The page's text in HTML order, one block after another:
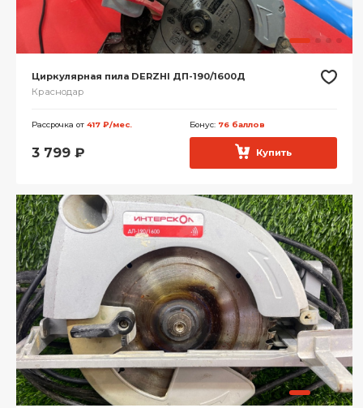
Циркулярная пила DERZHI ДП-190/1600Д
Краснодар
Рассрочка от 417 ₽/мес. Бонус: 76 баллов
3 799 ₽ Купить